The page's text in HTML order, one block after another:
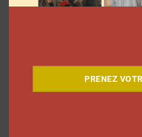
Découvrez notre
PRENEZ